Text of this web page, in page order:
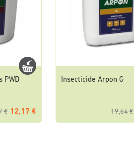
PWD
€ 12,17 €
Insecticide Arpon G
19,64 €